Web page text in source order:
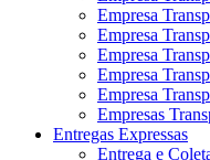
Empresa
Empresa
Empresa
Empresa
Empresa
Empresas
Entregas Expressas
Entrega e